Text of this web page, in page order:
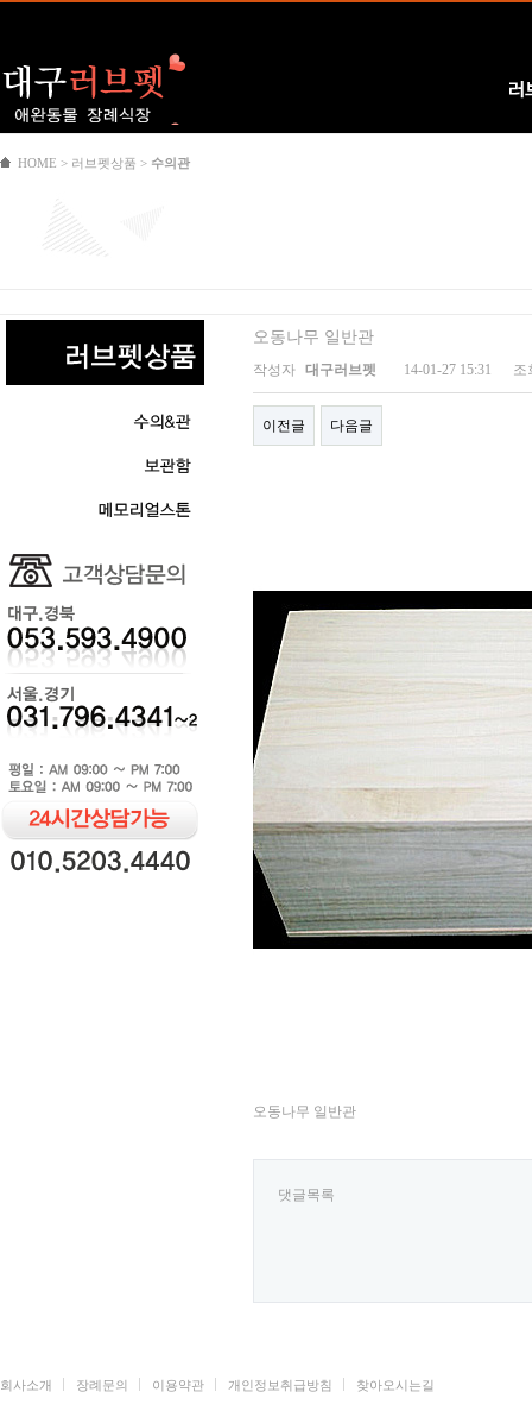
Logo
러
HOME > 러브펫상품 > 수의관
오동나무 일반관
작성자 대구러브펫 14-01-27 15:31 조
이전글 다음글
오동나무 일반관
댓글목록
회사소개 장례문의 이용약관 개인정보취급방침 찾아오시는길